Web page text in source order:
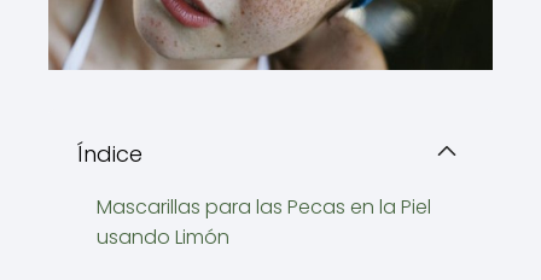
Índice
Mascarillas para las Pecas en la Piel
usando Limón